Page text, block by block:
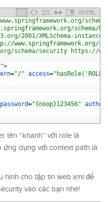
XHTML
schema/
2001/XMLSchema-instance"
www.springframework.org/
schema/security https://
>
="/" access=
password="{noop}123456"
tên “khanh” với role là
ứng dụng với context path là
hình cho tập tin web.xml để
vào các bạn nhé!